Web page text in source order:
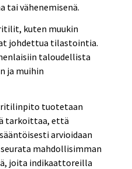
tai vähenemisenä.
kuten muukin
johdettua tilastointia.
taloudellista
ja muihin
tuotetaan
tarkoittaa, että
arvioidaan
mahdollisimman
joita indikaattoreilla